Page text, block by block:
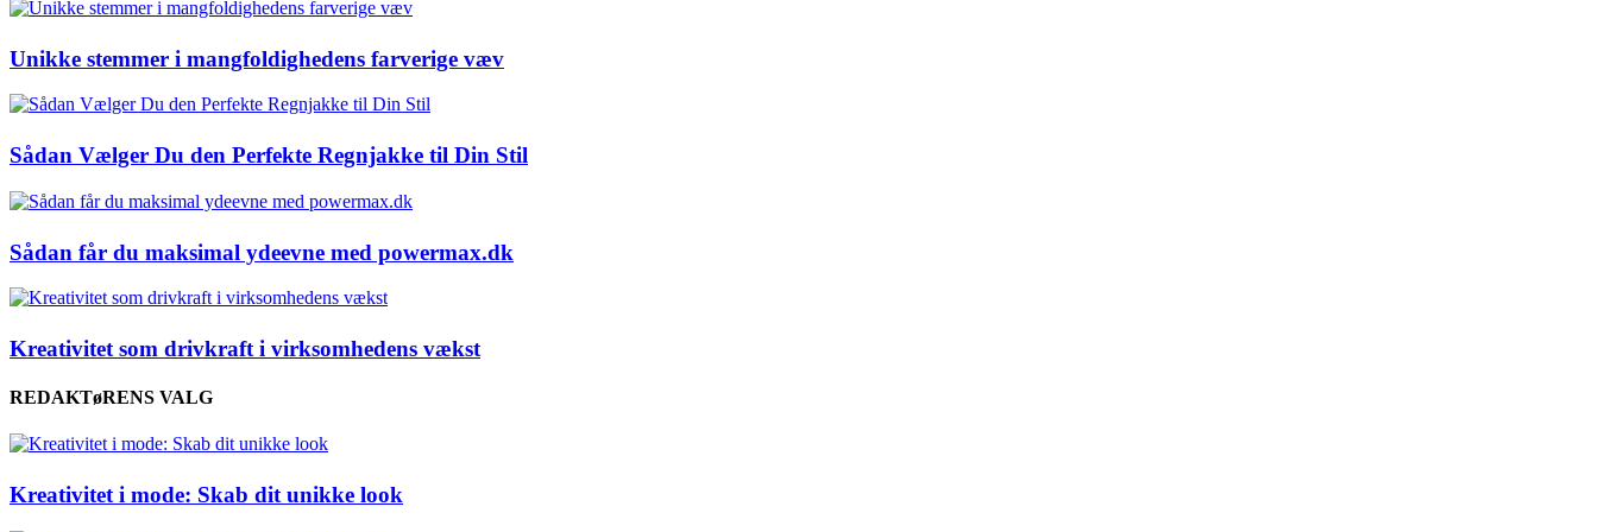
Unikke stemmer i mangfoldighedens farverige væv
Sådan Vælger Du den Perfekte Regnjakke til Din Stil
Sådan får du maksimal ydeevne med powermax.dk
Kreativitet som drivkraft i virksomhedens vækst
REDAKTøRENS VALG
Kreativitet i mode: Skab dit unikke look